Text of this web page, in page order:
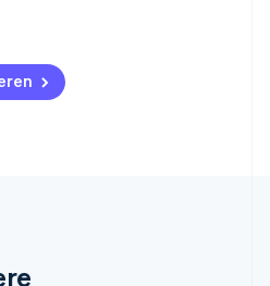
English